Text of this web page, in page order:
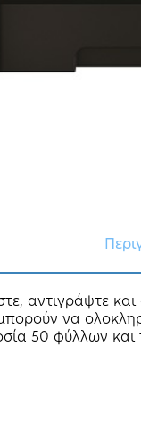
αντιγράψτε και
να
50 φύλλων